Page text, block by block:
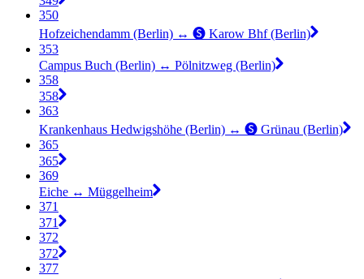
350
Hofzeichendamm (Berlin) ↔︎ 🅢 Karow Bhf (Berlin)
353
Campus Buch (Berlin) ↔︎ Pölnitzweg (Berlin)
358
358
363
Krankenhaus Hedwigshöhe (Berlin) ↔︎ 🅢 Grünau (Berlin)
365
365
369
Eiche ↔︎ Müggelheim
371
371
372
372
377